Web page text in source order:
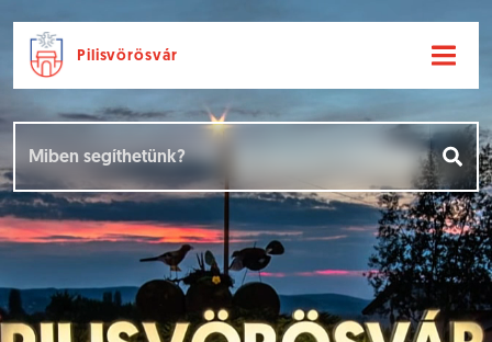
Ugrás a fő tartalomhoz
Pilisvörösvár
Hírek [
Események []
Dokumentumok [